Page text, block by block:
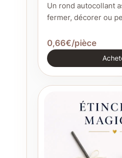
Un rond autocollant
fermer, décorer ou
0,66€/pièce